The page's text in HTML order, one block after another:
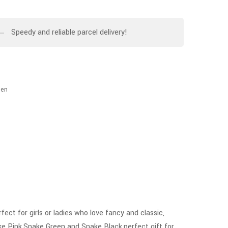
Speedy and reliable parcel delivery!
for girls or ladies who love fancy and classic,